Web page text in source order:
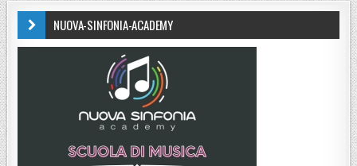
NUOVA-SINFONIA-ACADEMY